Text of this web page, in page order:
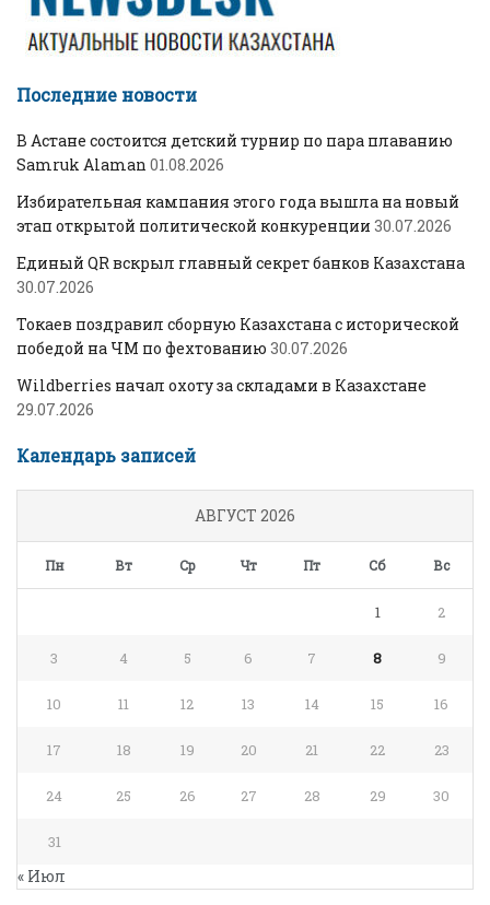
Последние новости
В Астане состоится детский турнир по пара плаванию
Samruk Alaman 01.08.2026
Избирательная кампания этого года вышла на новый
этап открытой политической конкуренции 30.07.2026
Единый QR вскрыл главный секрет банков Казахстана
30.07.2026
Токаев поздравил сборную Казахстана с исторической
победой на ЧМ по фехтованию 30.07.2026
Wildberries начал охоту за складами в Казахстане
29.07.2026
Календарь записей
АВГУСТ 2026
Пн Вт Ср Чт Пт Сб Вс
1 2
3 4 5 6 7 8 9
10 11 12 13 14 15 16
17 18 19 20 21 22 23
24 25 26 27 28 29 30
31
« Июл